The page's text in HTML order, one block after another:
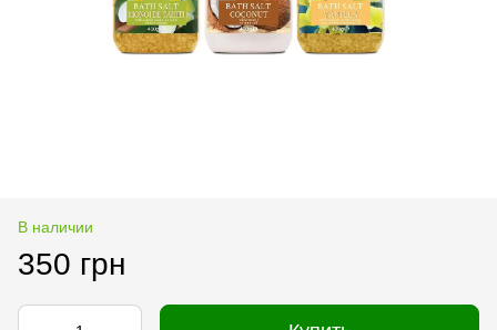
В наличии
350 грн